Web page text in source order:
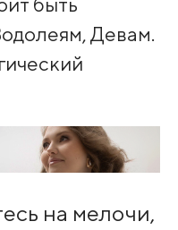
Девам.
на мелочи,